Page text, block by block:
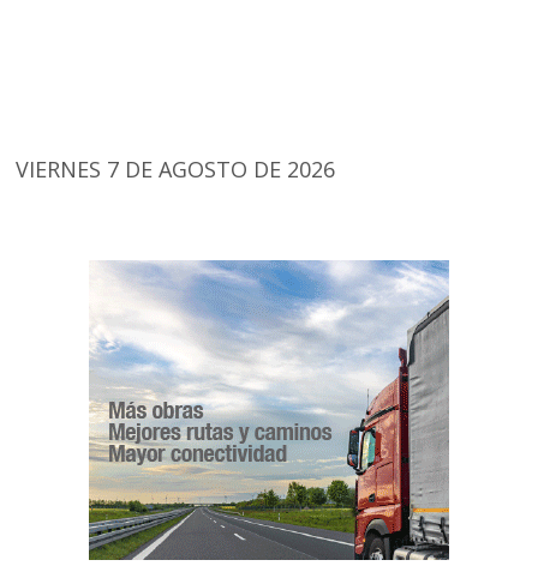
VIERNES 7 DE AGOSTO DE 2026